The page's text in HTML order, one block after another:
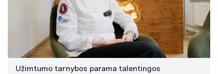
Užimtumo tarnybos parama talentingos